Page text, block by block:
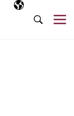
Ausgewählte
DE
Suche